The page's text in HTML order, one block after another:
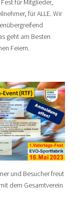
Fest für Mitglieder,
für ALLE. Wir
geht am Besten
Feiern.
und Besucher freut
dem Gesamtverein